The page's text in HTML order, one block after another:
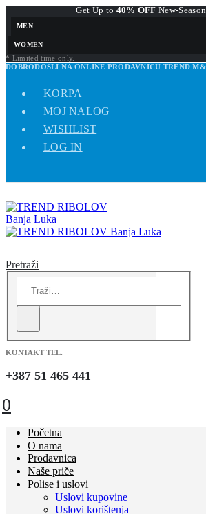
Get Up to 40% OFF New-
MEN
WOMEN
* Limited time only.
DOBRODOŠLI NA ONLINE PRODAVNICU TREND
KORPA
MOJ NALOG
WISHLIST
LOG IN
Pretraži
KONTAKT TEL.
+387 51 465 441
0
Početna
O nama
Prodavnica
Naše priče
Polise i uslovi
Uslovi kupovine
Uslovi korištenja